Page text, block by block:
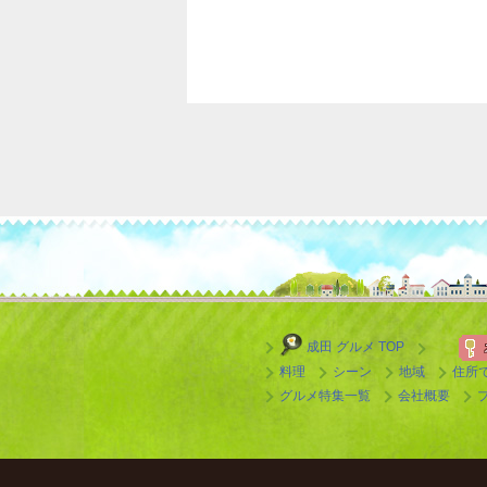
成田 グルメ TOP
料理
シーン 地域
住所
グルメ特集一覧
会社概要